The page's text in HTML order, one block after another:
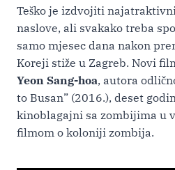
Teško je izdvojiti
naslove, ali svakako treba
samo mjesec dana nakon
Koreji stiže u Zagreb. Novi
Yeon Sang-hoa, autora
to Busan” (2016.), deset
kinoblagajni sa zombijima u
filmom o koloniji zombija.